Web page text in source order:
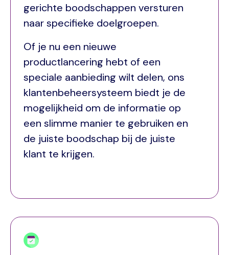
gerichte boodschappen versturen
naar specifieke doelgroepen.
Of je nu een nieuwe
productlancering hebt of een
speciale aanbieding wilt delen, ons
klantenbeheersysteem biedt je de
mogelijkheid om de informatie op
een slimme manier te gebruiken en
de juiste boodschap bij de juiste
klant te krijgen.